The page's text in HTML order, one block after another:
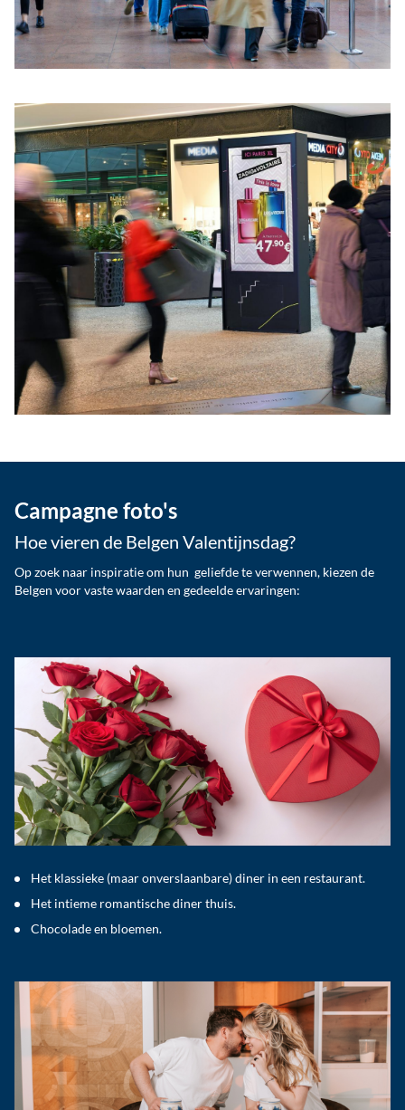
Campagne foto's
Hoe vieren de Belgen Valentijnsdag?
Op zoek naar inspiratie om hun geliefde te verwennen, kiezen de
Belgen voor vaste waarden en gedeelde ervaringen:
Het klassieke (maar onverslaanbare) diner in een restaurant.
Het intieme romantische diner thuis.
Chocolade en bloemen.